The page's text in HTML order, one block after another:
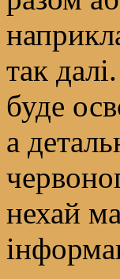
так
буде
а
нехай